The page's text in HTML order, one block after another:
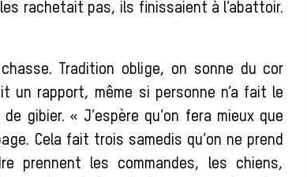
rachetait pas, ils finissaient à l’abattoir.
Tradition oblige, on sonne du cor
un rapport, même si personne n’a fait le
gibier. « J’espère qu’on fera mieux que
Cela fait trois samedis qu’on ne prend
prennent les commandes, les chiens,